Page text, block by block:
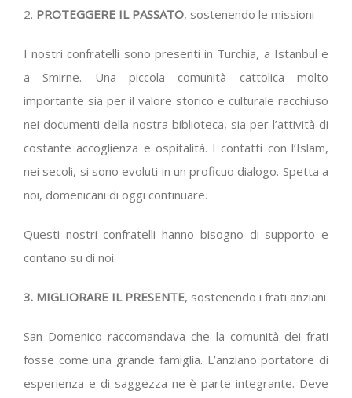
2. PROTEGGERE IL PASSATO, sostenendo le missioni
I nostri confratelli sono presenti in Turchia, a Istanbul e
a Smirne. Una piccola comunità cattolica molto
importante sia per il valore storico e culturale racchiuso
nei documenti della nostra biblioteca, sia per l’attività di
costante accoglienza e ospitalità. I contatti con l’Islam,
nei secoli, si sono evoluti in un proficuo dialogo. Spetta a
noi, domenicani di oggi continuare.
Questi nostri confratelli hanno bisogno di supporto e
contano su di noi.
3. MIGLIORARE IL PRESENTE, sostenendo i frati anziani
San Domenico raccomandava che la comunità dei frati
fosse come una grande famiglia. L’anziano portatore di
esperienza e di saggezza ne è parte integrante. Deve